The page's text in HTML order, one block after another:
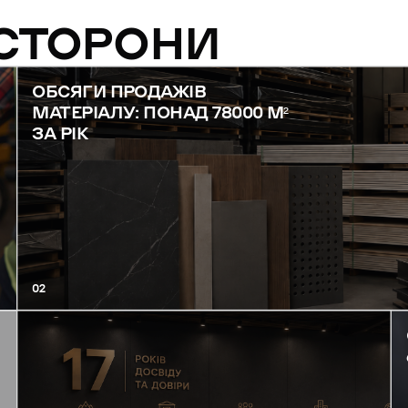
ОБСЯГИ ПРОДАЖІВ
МАТЕРІАЛУ: ПОНАД 78000 М²
ЗА РІК
02